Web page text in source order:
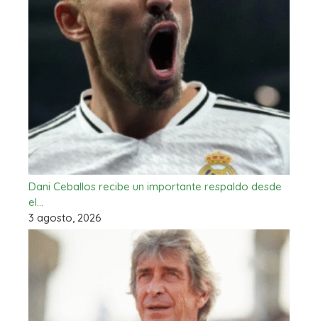
Dani Ceballos recibe un importante respaldo desde
el…
3 agosto, 2026